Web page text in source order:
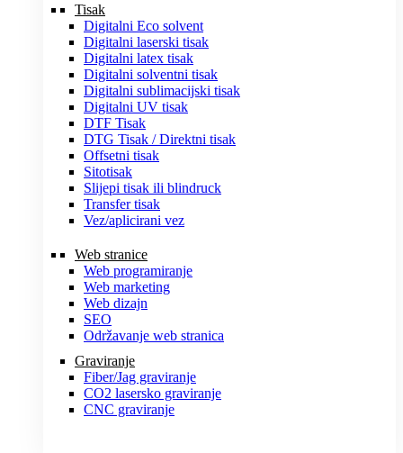
Tisak
Digitalni Eco solvent
Digitalni laserski tisak
Digitalni latex tisak
Digitalni solventni tisak
Digitalni sublimacijski tisak
Digitalni UV tisak
DTF Tisak
DTG Tisak / Direktni tisak
Offsetni tisak
Sitotisak
Slijepi tisak ili blindruck
Transfer tisak
Vez/aplicirani vez
Web stranice
Web programiranje
Web marketing
Web dizajn
SEO
Održavanje web stranica
Graviranje
Fiber/Jag graviranje
CO2 lasersko graviranje
CNC graviranje